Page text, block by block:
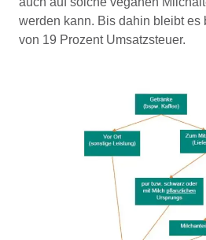
werden kann. Bis dahin bleibt es
von 19 Prozent Umsatzsteuer.